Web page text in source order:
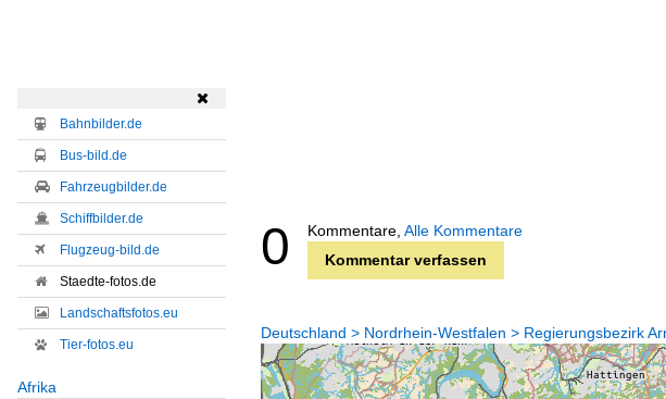

Bahnbilder.de
Bus-bild.de
Fahrzeugbilder.de
Schiffbilder.de
Flugzeug-bild.de
Staedte-fotos.de
Landschaftsfotos.eu
Tier-fotos.eu
Afrika
0 Kommentare, Alle Kommentare
Kommentar verfassen
Deutschland > Nordrhein-Westfalen > Regierungsbezirk